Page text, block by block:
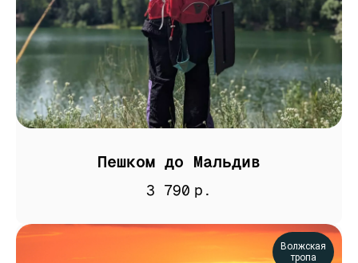
Пешком до Мальдив
3 790 р.
Волжская
тропа